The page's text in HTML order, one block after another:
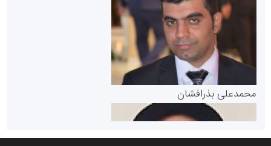
پایگاه خبری گفتمان یزد
سازمان بورس و اوراق بهادار
مرجع اخبار موثق در بازارسرمایه
محمدعلی بذرافشان